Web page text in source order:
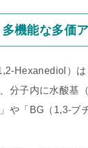
機能な多価
Hexanediol）
分子内に水酸基
や「BG（1,3-ブ